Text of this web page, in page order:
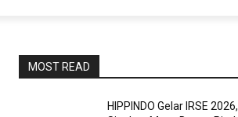
MOST READ
HIPPINDO Gelar IRSE 2026,